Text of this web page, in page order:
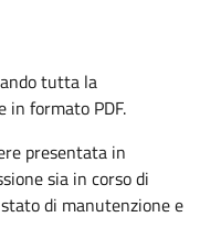
tutta la
in formato PDF.
presentata in
sia in corso di
di manutenzione e